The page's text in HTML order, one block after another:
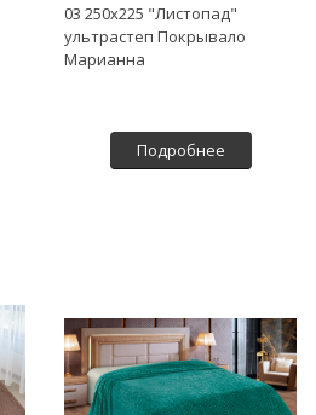
03 250х225 "Листопад"
ультрастеп Покрывало
Марианна
Подробнее